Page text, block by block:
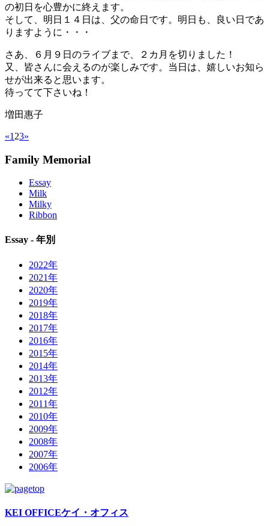
の初日を心豊かに終えます。
そして、明日１４日は、父の命日です。明日も、良い日であ
りますように・・・
さあ、６月９日のライブまで、２カ月を切りました！
又、皆さんに会えるのが楽しみです。当日は、嬉しいお知ら
せが出来ると思います。
待ってて下さいね！
増田惠子
«1 23»
Family Memorial
Essay
Milk
Milky
Ribbon
Essay - 年別
2022年
2021年
2020年
2019年
2018年
2017年
2016年
2015年
2014年
2013年
2012年
2011年
2010年
2009年
2008年
2007年
2006年
KEI OFFICEケイ・オフィス